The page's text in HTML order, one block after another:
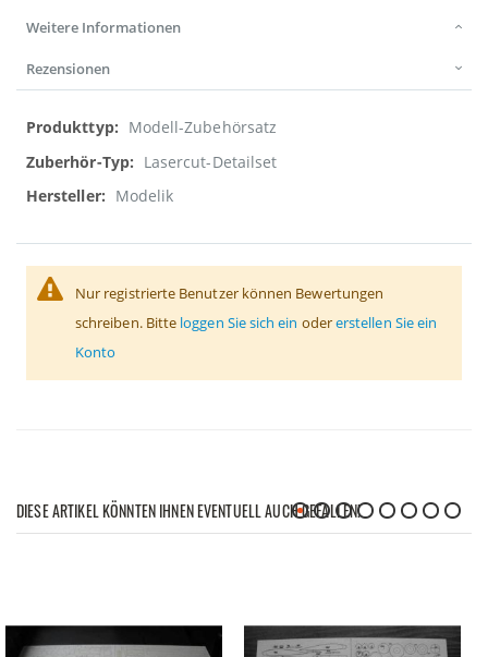
Weitere Informationen
Rezensionen
Weitere
Informationen
Modell-Zubehörsatz
Lasercut-Detailset
Modelik
Nur registrierte Benutzer können Bewertungen
schreiben. Bitte loggen Sie sich ein odererstellen Sie ein
Konto
DIESE ARTIKEL KÖNNTEN IHNEN EVENTUELL AUCH GEFALLEN!